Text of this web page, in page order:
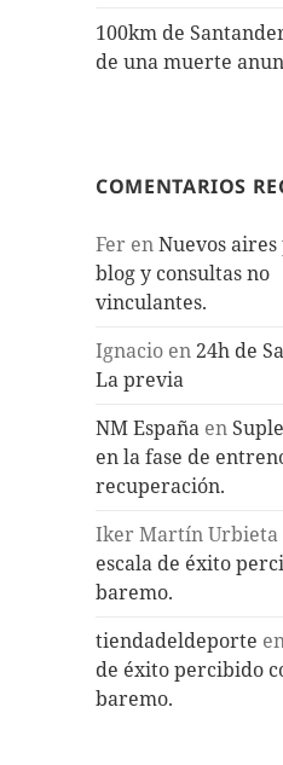
100km de
de una muerte
COMENTARIOS
Fer enNuevos
blog y consultas no
vinculantes.
Ignacio en24h de
La previa
NM España en
en la fase de
recuperación.
Iker Martín Urbieta
escala de éxito
baremo.
tiendadeldeporte
de éxito percibido
baremo.